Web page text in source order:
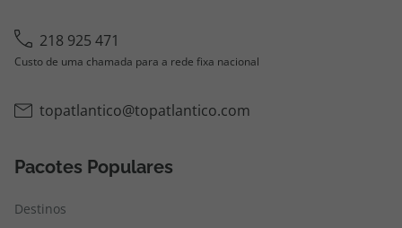
218 925 471
Custo de uma chamada para a rede fixa nacional
topatlantico@topatlantico.com
Pacotes Populares
Destinos